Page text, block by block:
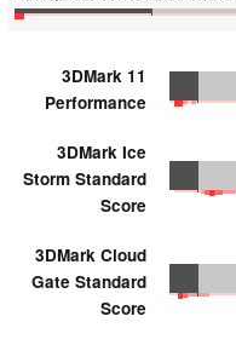
3DMark 11
Performance
3DMark Ice
Storm Standard
Score
3DMark Cloud
Gate Standard
Score